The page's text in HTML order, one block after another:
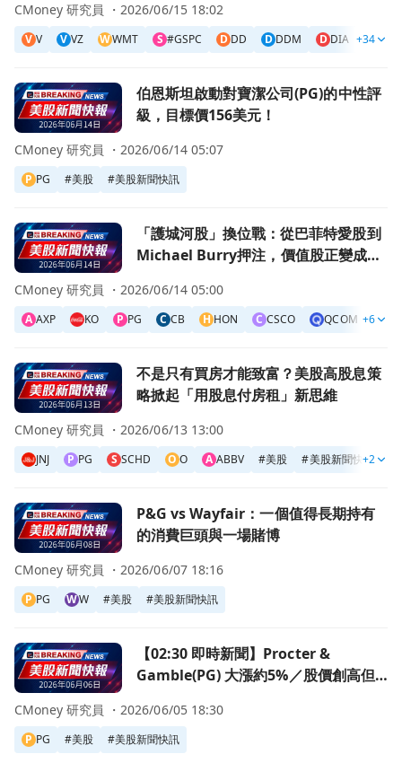
V V V VZ WWMT S #GSPC D DD D DDM D DIA DIS
+34
CMoney 研究員 ・2026/06/15 18:02
前往伯恩斯坦啟動對寶潔公司(PG)的中性評級，目標價156美
伯恩斯坦啟動對寶潔公司(PG)的中性評
級，目標價156美元！
P PG #美股 #美股新聞快訊
CMoney 研究員 ・2026/06/14 05:07
前往「護城河股」換位戰：從巴菲特愛股到Michael Burry
「護城河股」換位戰：從巴菲特愛股到
Michael Burry押注，價值股正變成AI
A AXP KO P PG C CB H HON C CSCO QCOM +6
CMoney 研究員 ・2026/06/14 05:00
前往不是只有買房才能致富？美股高股息策略掀起「用股息
不是只有買房才能致富？美股高股息策
略掀起「用股息付房租」新思維
JNJ P PG S SCHD OO A ABBV #美股 #美股新聞快訊
+2
CMoney 研究員 ・2026/06/13 13:00
前往P&G vs Wayfair：一個值得長期持有的消費巨頭與一場
P&G vs Wayfair：一個值得長期持有
的消費巨頭與一場賭博
P PG WW #美股 #美股新聞快訊
CMoney 研究員 ・2026/06/07 18:16
前往【02:30 即時新聞】Procter & Gamble(PG) 大漲約5%
【02:30 即時新聞】Procter &
Gamble(PG) 大漲約5%／股價創高但
P PG #美股 #美股新聞快訊
CMoney 研究員 ・2026/06/05 18:30